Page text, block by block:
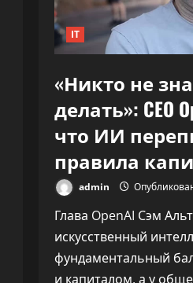
IT
«Никто не
делать»: CEO
что ИИ
правила
admin
Глава OpenAI Сэм
искусственный
фундаментальный
и капиталом, а у